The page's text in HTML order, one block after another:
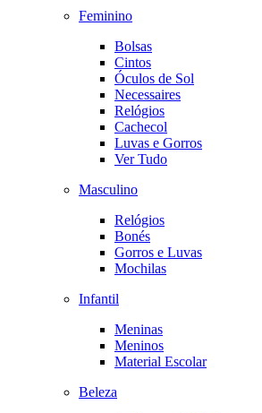
Feminino
Bolsas
Cintos
Óculos de Sol
Necessaires
Relógios
Cachecol
Luvas e Gorros
Ver Tudo
Masculino
Relógios
Bonés
Gorros e Luvas
Mochilas
Infantil
Meninas
Meninos
Material Escolar
Beleza